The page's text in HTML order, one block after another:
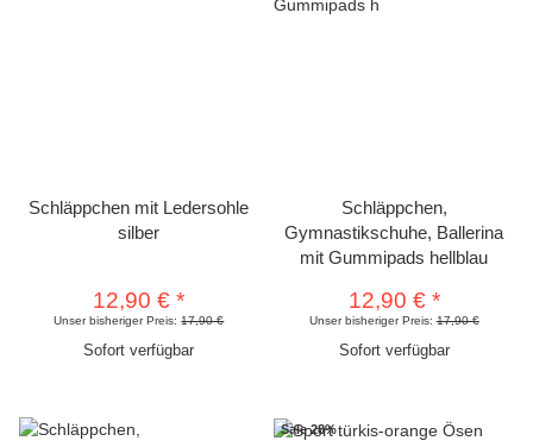
Schläppchen mit Ledersohle
silber
12,90 €*
Unser bisheriger Preis:17,90 €
Sofort verfügbar
Schläppchen,
Gymnastikschuhe, Ballerina
mit Gummipads hellblau
12,90 € *
Unser bisheriger Preis:17,90 €
Sofort verfügbar
Sale 28%